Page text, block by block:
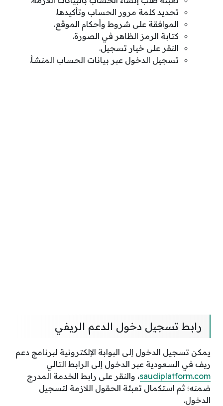
تحديد كلمة مرور الحساب وتأكيدها.
الموافقة على شروط وأحكام الموقع.
كتابة الرمز الظاهر في الصورة.
النقر على خيار تسجيل.
تسجيل الدخول عبر بيانات الحساب المنشأ.
رابط تسجيل دخول الدعم الريفي
يمكن تسجيل الدخول إلى البوابة الإلكترونية لبرنامج دعم
ريف في السعودية عبر الدخول إلى الرابط التالي
saudiplatform.com، والنقر على رابط الخدمة المدرج
ضمنه؛ ثم استكمال تعبئة الحقول اللازمة لتسجيل
الدخول.